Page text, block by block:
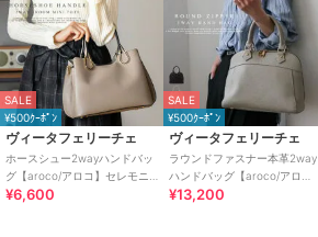
SALE
¥500ｸｰﾎﾟﾝ
ヴィータフェリーチェ
ホースシュー2wayハンドバッ
グ【aroco/アロコ】セレモニ
ー向け
¥6,600
SALE
¥500ｸｰﾎﾟﾝ
ヴィータフェリーチェ
ラウンドファスナー本革2way
ハンドバッグ【aroco/アロ
コ】
¥13,200